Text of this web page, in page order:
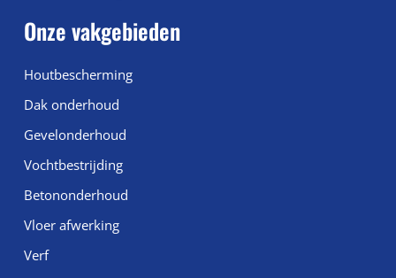
Onze vakgebieden
Houtbescherming
Dak onderhoud
Gevelonderhoud
Vochtbestrijding
Betononderhoud
Vloer afwerking
Verf